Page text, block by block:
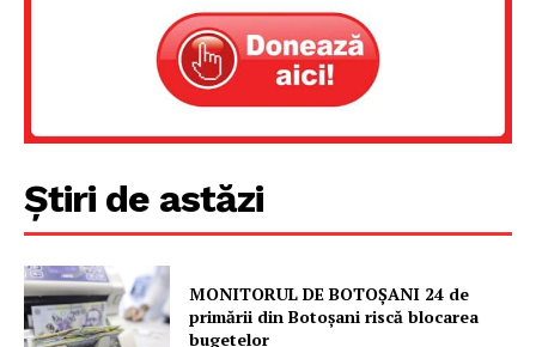
Știri de astăzi
MONITORUL DE BOTOȘANI 24 de
primării din Botoșani riscă blocarea
bugetelor